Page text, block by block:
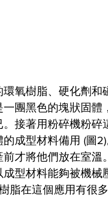
氧樹脂、硬化劑和
團黑色的塊狀固
接著用粉碎機粉
成型材料備用 (圖
才將他們放在室
型材料能夠被機
脂在這個應用有很